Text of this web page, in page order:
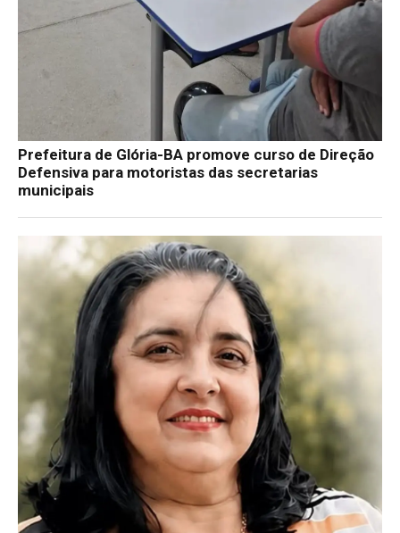
Prefeitura de Glória-BA promove curso de Direção
Defensiva para motoristas das secretarias
municipais